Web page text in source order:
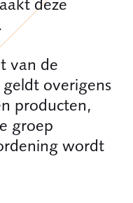
deze
van de
overigens
producten,
groep
wordt